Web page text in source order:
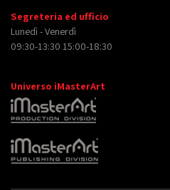
Segreteria ed ufficio
Lunedì - Venerdì
09:30-13:30 15:00-18:30
Universo iMasterArt